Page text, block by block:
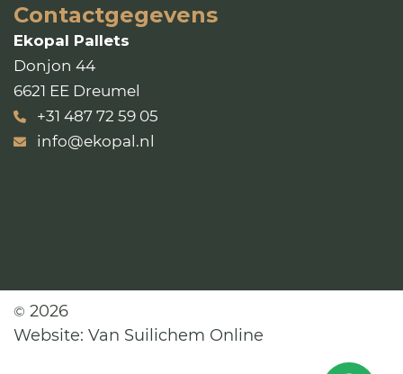
Contactgegevens
Ekopal Pallets
Donjon 44
6621 EE Dreumel
+31 487 72 59 05
info@ekopal.nl
© 2026
Website: Van Suilichem Online